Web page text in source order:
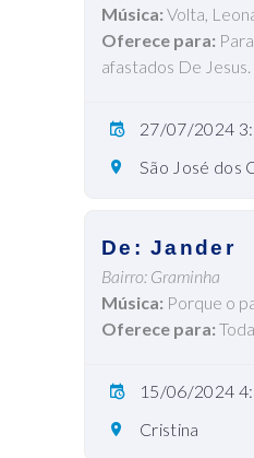
Música: Volta,
Oferece para:
afastados De Jesus.
27/07/2024
São José dos
De: Jander
Bairro: Graminha
Música: Porque o
Oferece para:
15/06/2024
Cristina